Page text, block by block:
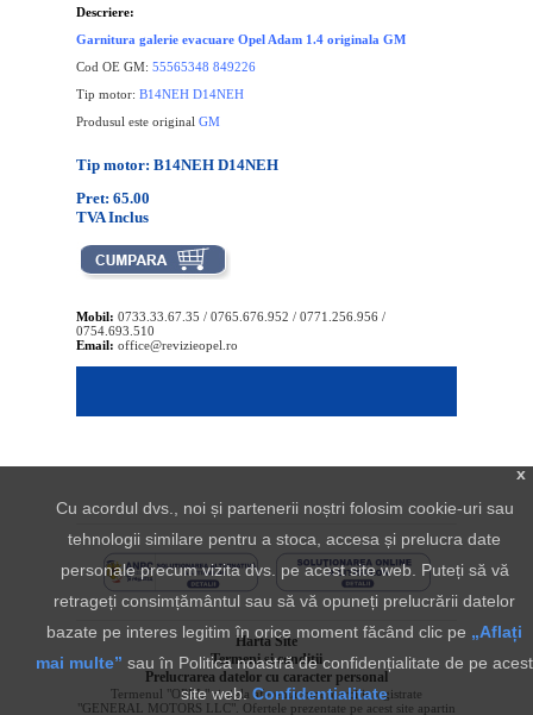
Descriere:
Garnitura galerie evacuare Opel Adam 1.4 originala GM
Cod OE GM: 55565348 849226
Tip motor: B14NEH D14NEH
Produsul este original GM
Tip motor: B14NEH D14NEH
Pret: 65.00
TVA Inclus
Mobil: 0733.33.67.35 / 0765.676.952 / 0771.256.956 /
0754.693.510
Email: office@revizieopel.ro
Harta Site
Termeni si conditii
Prelucrarea datelor cu caracter personal
Termenul "OPEL" si sigla aferenta sunt marci inregistrate
"GENERAL MOTORS LLC". Ofertele prezentate pe acest site apartin
x
Cu acordul dvs., noi și partenerii noștri folosim cookie-uri sau
tehnologii similare pentru a stoca, accesa și prelucra date
personale precum vizita dvs. pe acest site web. Puteți să vă
retrageți consimțământul sau să vă opuneți prelucrării datelor
bazate pe interes legitim în orice moment făcând clic pe „Aflați
mai multe” sau în Politica noastră de confidențialitate de pe acest
site web.Confidentialitate